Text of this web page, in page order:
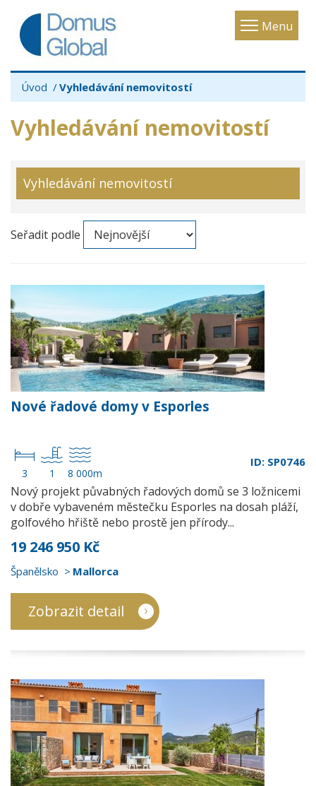
Menu
Toggle
Úvod Vyhledávání nemovitostí
Vyhledávání nemovitostí
Vyhledávání nemovitostí
Seřadit podle
Nové řadové domy v Esporles
3 1 8 000m
ID: SP0746
Nový projekt půvabných řadových domů se 3 ložnicemi
v dobře vybaveném městečku Esporles na dosah pláží,
golfového hřiště nebo prostě jen přírody...
19 246 950 Kč
Španělsko Mallorca
Zobrazit detail